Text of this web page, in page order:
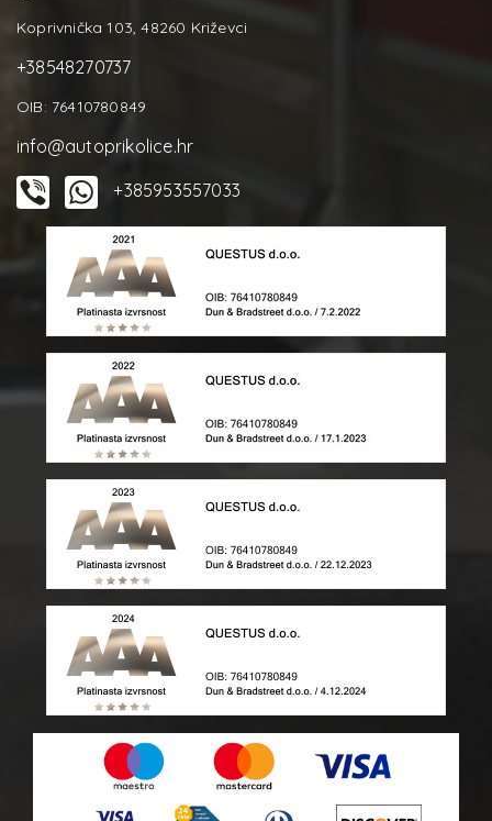
Koprivnička 103, 48260 Križevci
+38548270737
OIB: 76410780849
info@autoprikolice.hr
+385953557033